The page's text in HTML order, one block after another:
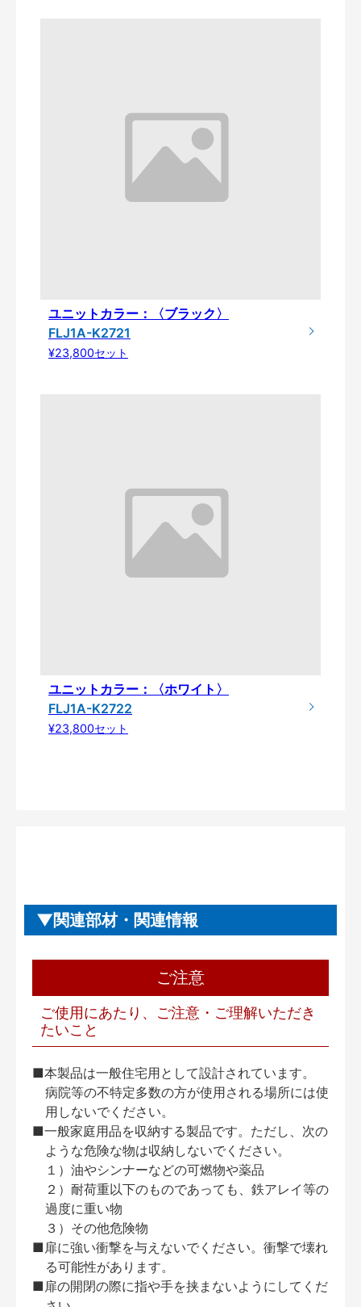
ユニットカラー：〈ブラック〉
FLJ1A-K2721
¥23,800セット
ユニットカラー：〈ホワイト〉
FLJ1A-K2722
¥23,800セット
関連部材・関連情報
ご注意
ご使用にあたり、ご注意・ご理解いただき
たいこと
■本製品は一般住宅用として設計されています。
病院等の不特定多数の方が使用される場所には使
用しないでください。
■一般家庭用品を収納する製品です。ただし、次の
ような危険な物は収納しないでください。
１）油やシンナーなどの可燃物や薬品
２）耐荷重以下のものであっても、鉄アレイ等の
過度に重い物
３）その他危険物
■扉に強い衝撃を与えないでください。衝撃で壊れ
る可能性があります。
■扉の開閉の際に指や手を挟まないようにしてくだ